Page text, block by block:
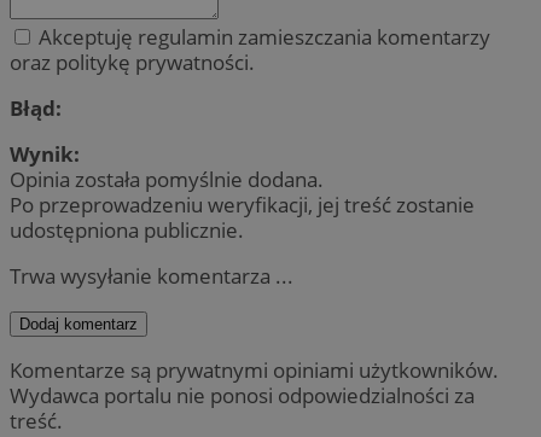
Akceptuję regulamin zamieszczania komentarzy
oraz politykę prywatności.
Błąd:
Wynik:
Opinia została pomyślnie dodana.
Po przeprowadzeniu weryfikacji, jej treść zostanie
udostępniona publicznie.
Trwa wysyłanie komentarza ...
Dodaj komentarz
Komentarze są prywatnymi opiniami użytkowników.
Wydawca portalu nie ponosi odpowiedzialności za
treść.